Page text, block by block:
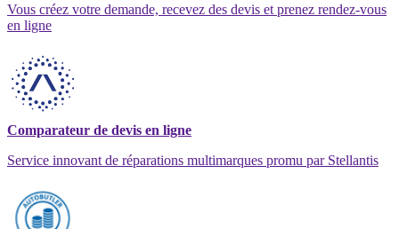
Vous créez votre demande, recevez des devis et prenez rendez-vous
en ligne
Comparateur de devis en ligne
Service innovant de réparations multimarques promu par Stellantis